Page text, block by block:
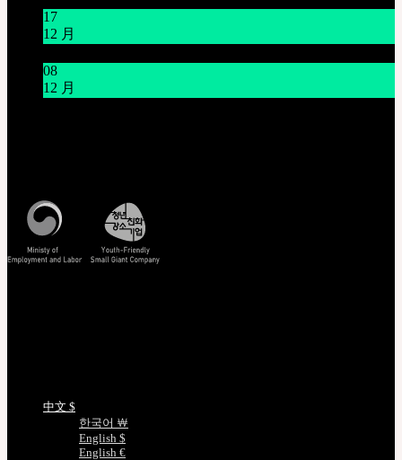
17
12 月
08
12 月
中文 $
한국어 ￦
English $
English €